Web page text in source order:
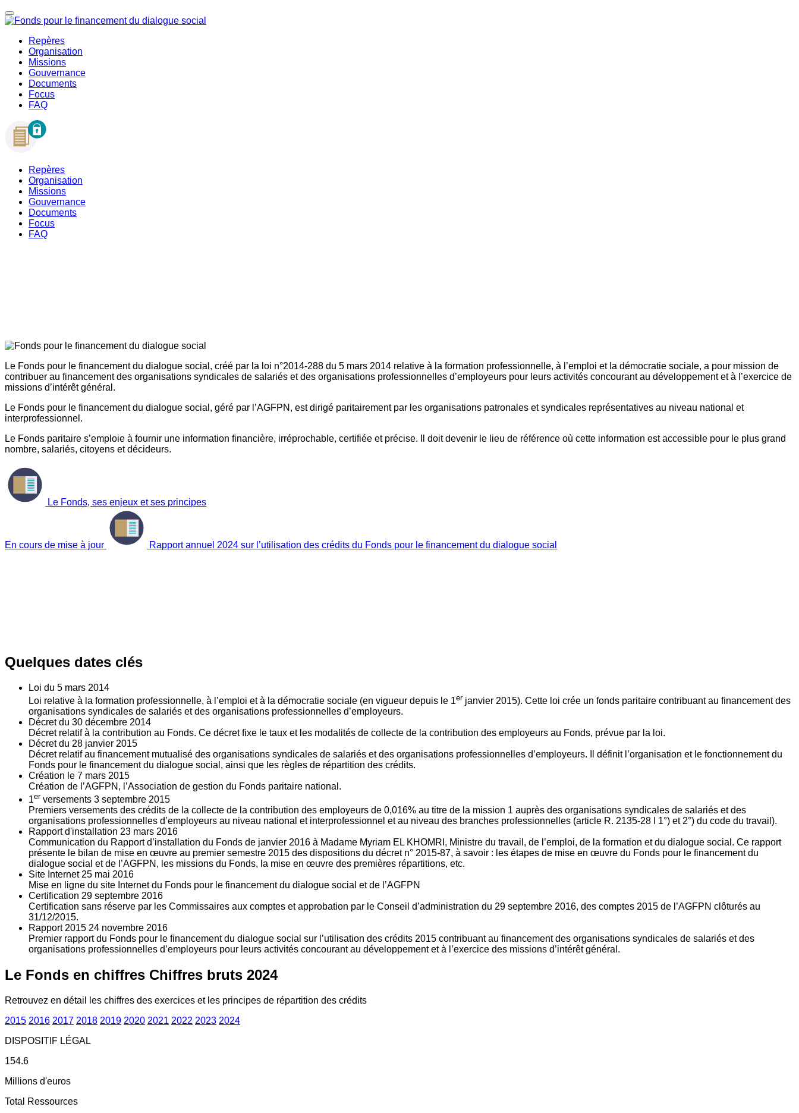
Repères
Organisation
Missions
Gouvernance
Documents
Focus
FAQ
Repères
Organisation
Missions
Gouvernance
Documents
Focus
FAQ
Le Fonds pour le financement du dialogue social, créé par la loi n°2014-288 du 5 mars 2014 relative à la formation professionnelle, à l’emploi et la démocratie sociale, a pour mission de
contribuer au financement des organisations syndicales de salariés et des organisations professionnelles d’employeurs pour leurs activités concourant au développement et à l’exercice de
missions d’intérêt général.
Le Fonds pour le financement du dialogue social, géré par l’AGFPN, est dirigé paritairement par les organisations patronales et syndicales représentatives au niveau national et
interprofessionnel.
Le Fonds paritaire s’emploie à fournir une information financière, irréprochable, certifiée et précise. Il doit devenir le lieu de référence où cette information est accessible pour le plus grand
nombre, salariés, citoyens et décideurs.
Le Fonds, ses enjeux et ses principes
En cours de mise à jour Rapport annuel 2024 sur l’utilisation des crédits du Fonds pour le financement du dialogue social
Quelques dates clés
Loi du 5 mars 2014
Loi relative à la formation professionnelle, à l’emploi et à la démocratie sociale (en vigueur depuis le 1er janvier 2015). Cette loi crée un fonds paritaire contribuant au financement des
organisations syndicales de salariés et des organisations professionnelles d’employeurs.
Décret du 30 décembre 2014
Décret relatif à la contribution au Fonds. Ce décret fixe le taux et les modalités de collecte de la contribution des employeurs au Fonds, prévue par la loi.
Décret du 28 janvier 2015
Décret relatif au financement mutualisé des organisations syndicales de salariés et des organisations professionnelles d’employeurs. Il définit l’organisation et le fonctionnement du
Fonds pour le financement du dialogue social, ainsi que les règles de répartition des crédits.
Création le 7 mars 2015
Création de l’AGFPN, l’Association de gestion du Fonds paritaire national.
1er versements 3 septembre 2015
Premiers versements des crédits de la collecte de la contribution des employeurs de 0,016% au titre de la mission 1 auprès des organisations syndicales de salariés et des
organisations professionnelles d’employeurs au niveau national et interprofessionnel et au niveau des branches professionnelles (article R. 2135‐28 I 1°) et 2°) du code du travail).
Rapport d'installation 23 mars 2016
Communication du Rapport d’installation du Fonds de janvier 2016 à Madame Myriam EL KHOMRI, Ministre du travail, de l’emploi, de la formation et du dialogue social. Ce rapport
présente le bilan de mise en œuvre au premier semestre 2015 des dispositions du décret n° 2015-87, à savoir : les étapes de mise en œuvre du Fonds pour le financement du
dialogue social et de l’AGFPN, les missions du Fonds, la mise en œuvre des premières répartitions, etc.
Site Internet 25 mai 2016
Mise en ligne du site Internet du Fonds pour le financement du dialogue social et de l’AGFPN
Certification 29 septembre 2016
Certification sans réserve par les Commissaires aux comptes et approbation par le Conseil d’administration du 29 septembre 2016, des comptes 2015 de l’AGFPN clôturés au
31/12/2015.
Rapport 2015 24 novembre 2016
Premier rapport du Fonds pour le financement du dialogue social sur l’utilisation des crédits 2015 contribuant au financement des organisations syndicales de salariés et des
organisations professionnelles d’employeurs pour leurs activités concourant au développement et à l’exercice des missions d’intérêt général.
Le Fonds en chiffres Chiffres bruts 2024
Retrouvez en détail les chiffres des exercices et les principes de répartition des crédits
2015 2016 2017 2018 2019 2020 2021 2022 2023 2024
DISPOSITIF LÉGAL
154.6
Millions d'euros
Total Ressources